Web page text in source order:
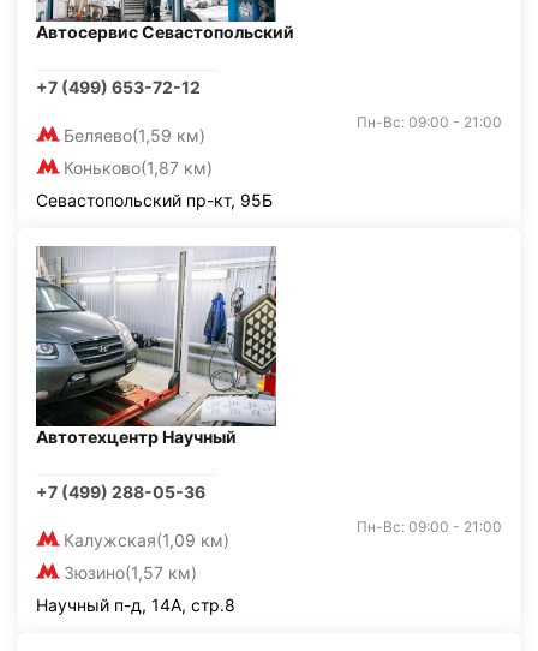
Автосервис Севастопольский
+7 (499) 653-72-12
Беляево(1,59 км)
Коньково(1,87 км)
Пн-Вс: 09:00 - 21:00
Севастопольский пр-кт, 95Б
Автотехцентр Научный
+7 (499) 288-05-36
Калужская(1,09 км)
Зюзино(1,57 км)
Пн-Вс: 09:00 - 21:00
Научный п-д, 14А, стр.8